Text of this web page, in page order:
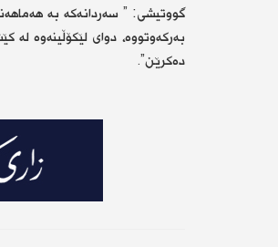
گووتیشی: ” سەردانەكە بە
بەركەوتووە، دوای لێكۆڵینەوە لە
دەكرێن”.